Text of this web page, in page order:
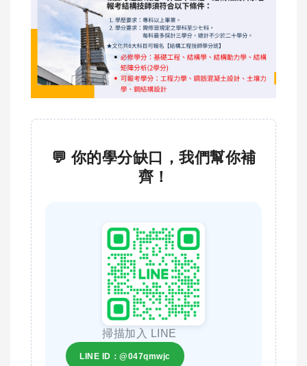
💬 你的學分缺口，我們幫你補
齊！
掃描加入 LINE
LINE ID：@047qmwjc